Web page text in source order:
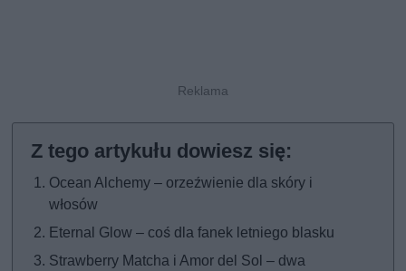
Ocean Alchemy – orzeźwienie dla skóry i
włosów
Eternal Glow – coś dla fanek letniego blasku
Strawberry Matcha i Amor del Sol – dwa